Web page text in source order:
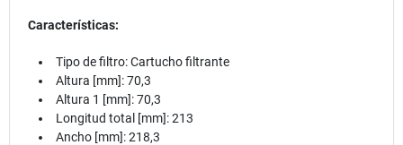
Características:
Tipo de filtro: Cartucho filtrante
Altura [mm]: 70,3
Altura 1 [mm]: 70,3
Longitud total [mm]: 213
Ancho [mm]: 218,3